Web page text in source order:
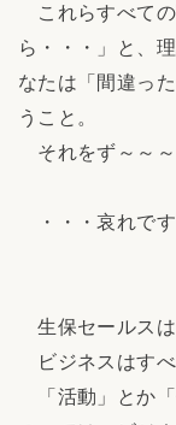
これらすべて
ら・・・」と、
なたは「間違っ
うこと。
それをず～～～
・・・哀れです
生保セールスは
ビジネスはすべ
「活動」とか「